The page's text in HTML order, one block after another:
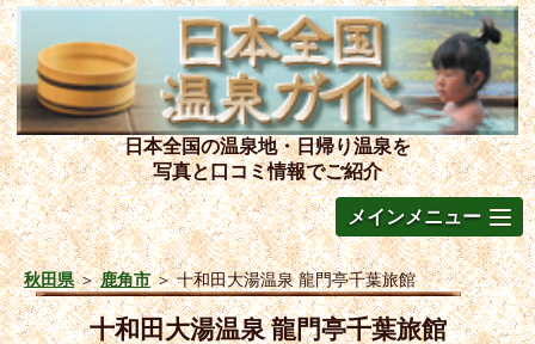
日本全国の温泉地・日帰り温泉を
写真と口コミ情報でご紹介
メインメニュー
秋田県＞鹿角市＞十和田大湯温泉 龍門亭千葉旅館
十和田大湯温泉 龍門亭千葉旅館